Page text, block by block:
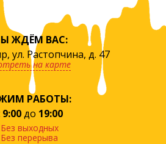
ЖДЁМ ВАС:
ул. Растопчина, д. 47
на карте
РАБОТЫ:
9:00до 19:00
Без выходных
Без перерыва